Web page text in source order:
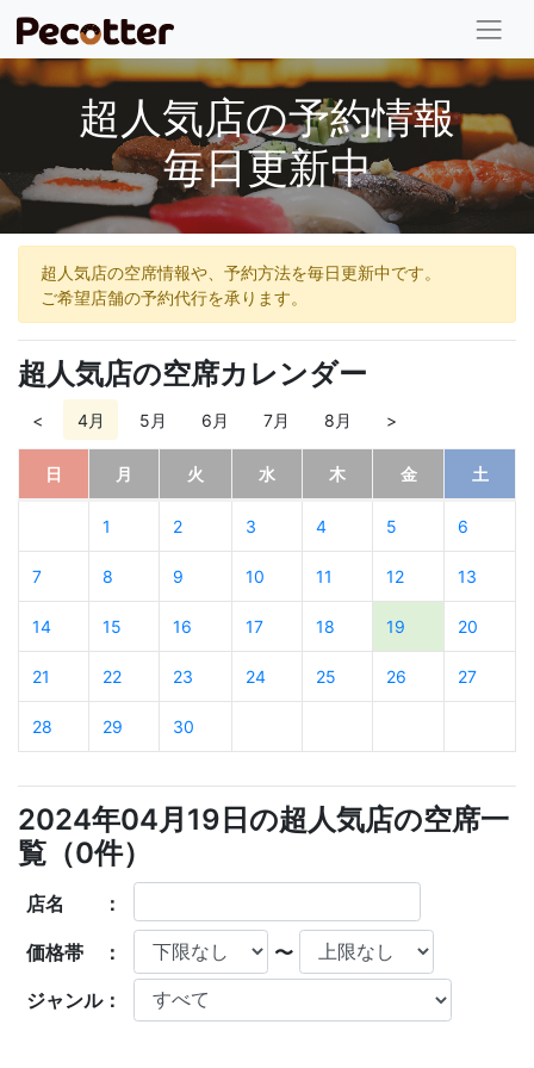
超人気店の予約情報
毎日更新中
超人気店の空席情報や、予約方法を毎日更新中です。
ご希望店舗の予約代行を承ります。
超人気店の空席カレンダー
< 4月 5月 6月 7月 8月 >
日 月 火 水 木 金 土
1 2 3 4 5 6
7 8 9 10 11 12 13
14 15 16 17 18 19 20
21 22 23 24 25 26 27
28 29 30
2024年04月19日の超人気店の空席一
覧（0件）
店名 ：
価格帯 ： 〜
ジャンル：